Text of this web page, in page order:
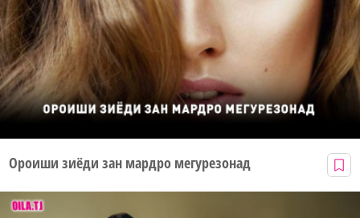
Ороиши зиёди зан мардро мегурезонад